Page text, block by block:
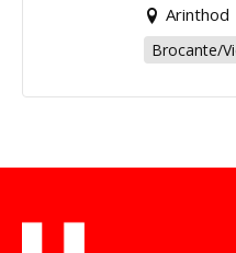
Arinthod
Brocante/